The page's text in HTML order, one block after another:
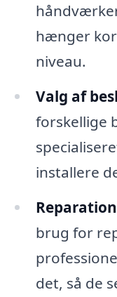
hænger
niveau.
Valg af
forskellige
installere
brug for
det, så de